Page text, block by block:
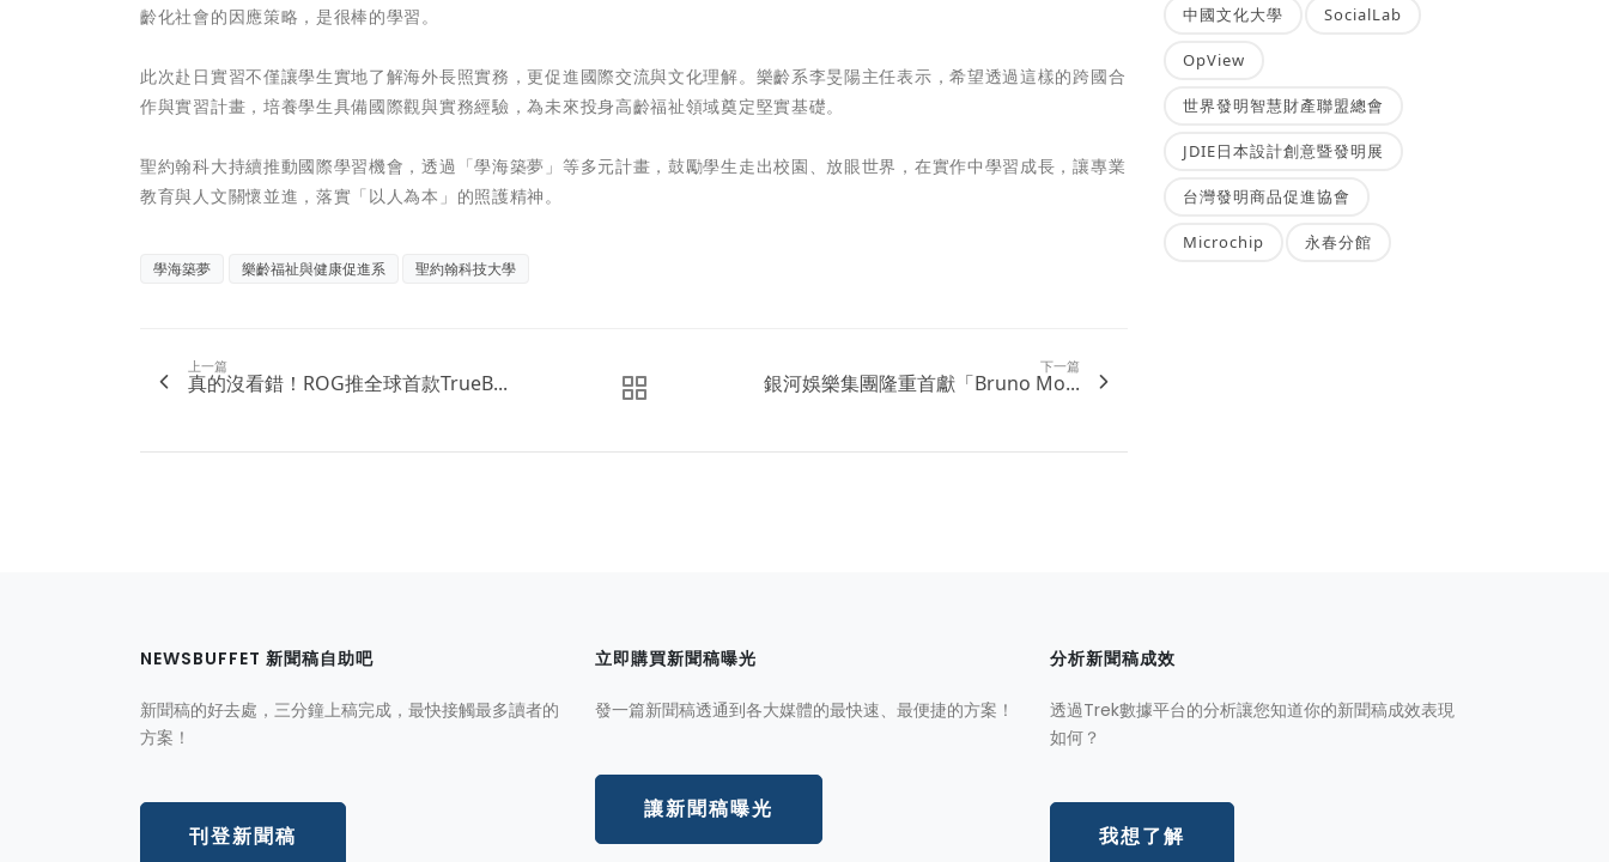
齡化社會的因應策略，是很棒的學習。
此次赴日實習不僅讓學生實地了解海外長照實務，更促進國際交流與文化理解。樂齡系李旻陽主任表示，希望透過這樣的跨國合
作與實習計畫，培養學生具備國際觀與實務經驗，為未來投身高齡福祉領域奠定堅實基礎。
聖約翰科大持續推動國際學習機會，透過「學海築夢」等多元計畫，鼓勵學生走出校園、放眼世界，在實作中學習成長，讓專業
教育與人文關懷並進，落實「以人為本」的照護精神。
學海築夢 樂齡福祉與健康促進系 聖約翰科技大學
上一篇
真的沒看錯！ROG推全球首款TrueB...
下一篇
銀河娛樂集團隆重首獻「Bruno Mo...
中國文化大學 SocialLab
OpView
世界發明智慧財產聯盟總會
JDIE日本設計創意暨發明展
台灣發明商品促進協會
Microchip 永春分館
NEWSBUFFET 新聞稿自助吧
新聞稿的好去處，三分鐘上稿完成，最快接觸最多讀者的
方案！
刊登新聞稿
立即購買新聞稿曝光
發一篇新聞稿透通到各大媒體的最快速、最便捷的方案！
讓新聞稿曝光
分析新聞稿成效
透過Trek數據平台的分析讓您知道你的新聞稿成效表現
如何？
我想了解